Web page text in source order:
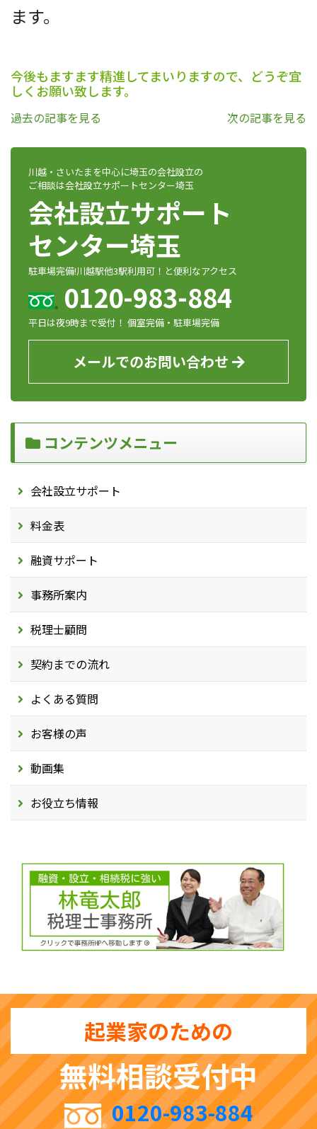
川越・さいたまを中心に埼玉の会社設立の
ご相談は会社設立サポートセンター埼玉
会社設立サポート
センター埼玉
駐車場完備!川越駅他3駅利用可！と便利なアクセス
0120-983-884
平日は夜9時まで受付！ 個室完備・駐車場完備
メールでのお問い合わせ
コンテンツメニュー
会社設立サポート
料金表
融資サポート
事務所案内
税理士顧問
契約までの流れ
よくある質問
お客様の声
動画集
お役立ち情報
ます。
今後もますます精進してまいりますので、どうぞ宜
しくお願い致します。
過去の記事を見る 次の記事を見る
起業家のための
無料相談受付中
0120-983-884